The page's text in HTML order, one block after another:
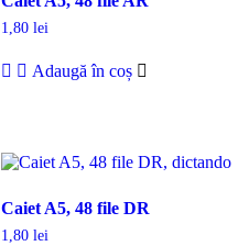
1,80 lei
Adaugă în coș
Caiet A5, 48 file DR
1,80 lei